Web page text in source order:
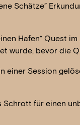
Schätze”
Hafen“ Quest
wurde, bevor die
einer Session
Schrott für einen